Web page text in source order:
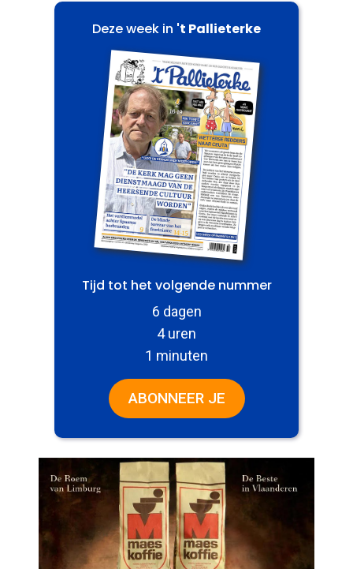
Deze week in 't Pallieterke
Tijd tot het volgende nummer
6 dagen
4 uren
1 minuten
ABONNEER JE